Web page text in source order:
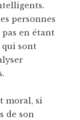
personnes
pas en étant
qui sont
moral, si
de son